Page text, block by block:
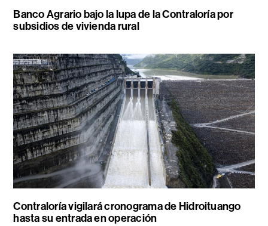
Banco Agrario bajo la lupa de la Contraloría por
subsidios de vivienda rural
Contraloría vigilará cronograma de Hidroituango
hasta su entrada en operación